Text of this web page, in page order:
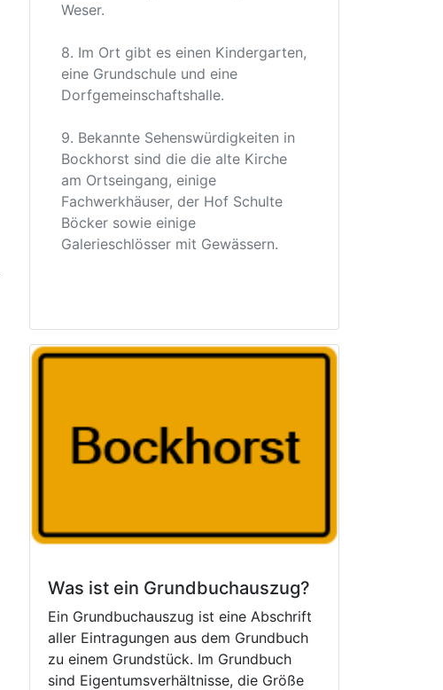
Weser.
8. Im Ort gibt es einen Kindergarten,
eine Grundschule und eine
Dorfgemeinschaftshalle.
9. Bekannte Sehenswürdigkeiten in
Bockhorst sind die die alte Kirche
am Ortseingang, einige
Fachwerkhäuser, der Hof Schulte
Böcker sowie einige
Galerieschlösser mit Gewässern.
Was ist ein Grundbuchauszug?
Ein Grundbuchauszug ist eine Abschrift
aller Eintragungen aus dem Grundbuch
zu einem Grundstück. Im Grundbuch
sind Eigentumsverhältnisse, die Größe